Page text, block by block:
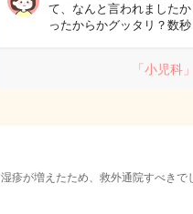
て、なんと言われました
ったからかグッタリ？数
「小児科
湿疹が増えたため、救外通院すべきで